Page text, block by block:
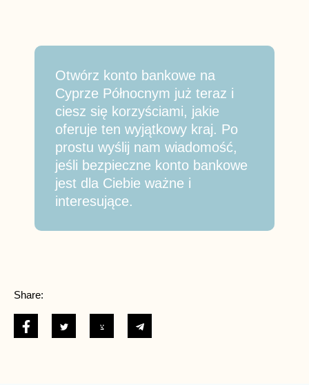
Otwórz konto bankowe na
Cyprze Północnym już teraz i
ciesz się korzyściami, jakie
oferuje ten wyjątkowy kraj. Po
prostu wyślij nam wiadomość,
jeśli bezpieczne konto bankowe
jest dla Ciebie ważne i
interesujące.
Share: